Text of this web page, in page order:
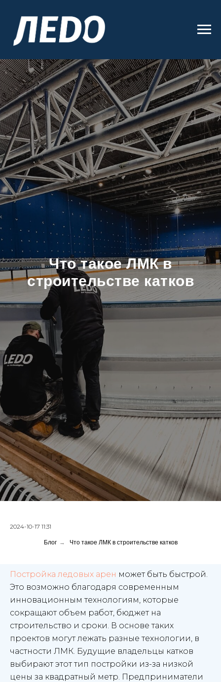
Что такое ЛМК в
строительстве катков
2024-10-17 11:31
Блог → Что такое ЛМК в строительстве катков
Постройка ледовых арен может быть быстрой.
Это возможно благодаря современным
инновационным технологиям, которые
сокращают объем работ, бюджет на
строительство и сроки. В основе таких
проектов могут лежать разные технологии, в
частности ЛМК. Будущие владельцы катков
выбирают этот тип постройки из-за низкой
цены за квадратный метр. Предприниматели